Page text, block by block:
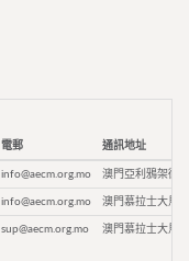
電郵 通訊地址
info@aecm.org.mo 澳門亞利鴉架街9
info@aecm.org.mo 澳門慕拉士大馬
sup@aecm.org.mo 澳門慕拉士大馬